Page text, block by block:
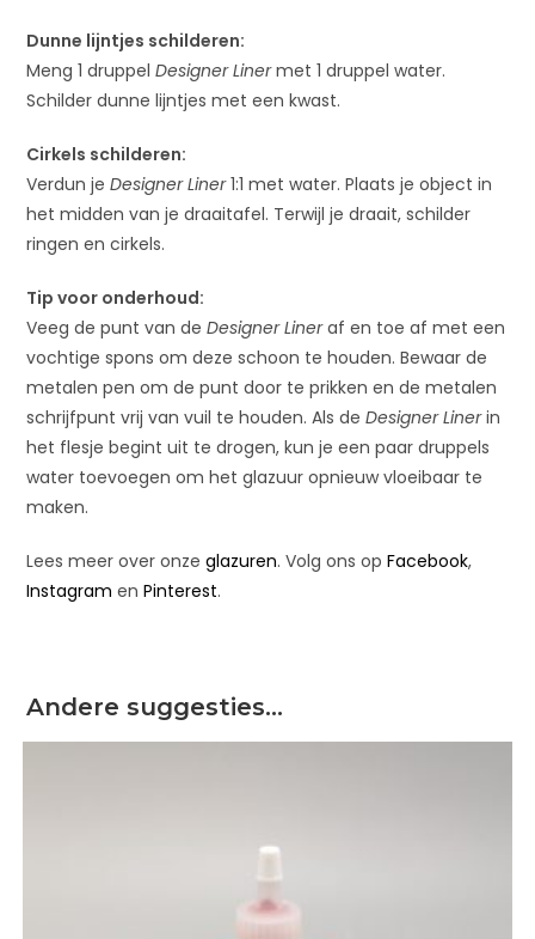
Dunne lijntjes schilderen:
Meng 1 druppelDesigner Linermet 1 druppel water.
Schilder dunne lijntjes met een kwast.
Cirkels schilderen:
Verdun jeDesigner Liner1:1 met water. Plaats je object in
het midden van je draaitafel. Terwijl je draait, schilder
ringen en cirkels.
Tip voor onderhoud:
Veeg de punt van deDesigner Lineraf en toe af met een
vochtige spons om deze schoon te houden. Bewaar de
metalen pen om de punt door te prikken en de metalen
schrijfpunt vrij van vuil te houden. Als deDesigner Linerin
het flesje begint uit te drogen, kun je een paar druppels
water toevoegen om het glazuur opnieuw vloeibaar te
maken.
Lees meer over onzeglazuren. Volg ons opFacebook,
Instagram enPinterest.
Andere suggesties…